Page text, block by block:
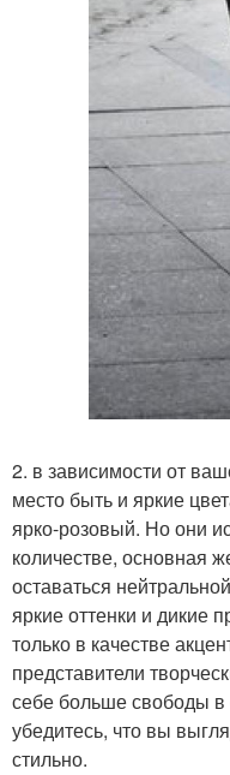
2. в зависимости от
место быть и яркие
ярко-розовый. Но они
количестве, основная
оставаться
яркие оттенки и дикие
только в качестве
представители
себе больше свободы
убедитесь, что вы
стильно.